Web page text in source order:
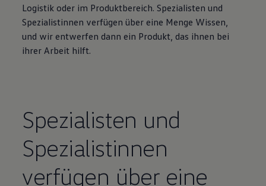
Logistik oder im Produktbereich. Spezialisten und
Spezialistinnen verfügen über eine Menge Wissen,
und wir entwerfen dann ein Produkt, das ihnen bei
ihrer Arbeit hilft.
Spezialisten und
Spezialistinnen
verfügen über eine